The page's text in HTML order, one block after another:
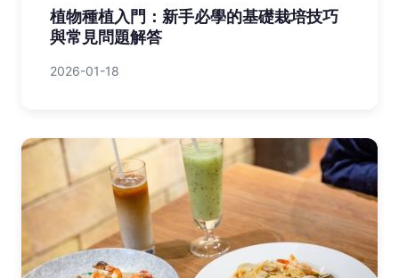
植物種植入門：新手必學的基礎栽培技巧
與常見問題解答
2026-01-18